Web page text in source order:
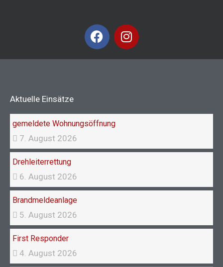
F
a
k
I
n
a
Aktuelle Einsätze
gemeldete Wohnungsöffnung
7. August 2026
Drehleiterrettung
6. August 2026
Brandmeldeanlage
5. August 2026
First Responder
4. August 2026